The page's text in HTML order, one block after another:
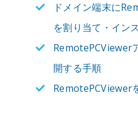
ドメイン端末に
を割り当て・イン
RemotePCViewer
開する手順
RemotePCViewer